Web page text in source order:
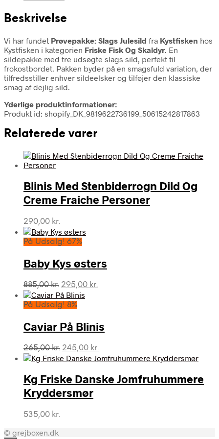
Beskrivelse
Vi har fundet Prøvepakke: Slags Julesild fra Kystfisken hos
Kystfisken i kategorien Friske Fisk Og Skaldyr. En
sildepakke med tre udsøgte slags sild, perfekt til
frokostbordet. Pakken byder på en smagsfuld variation, der
tilfredsstiller enhver sildeelsker og tilføjer den klassiske
smag af dejlig sild.
Yderlige produktinformationer:
Produkt id: shopify_DK_9819622736199_50615242817863
Relaterede varer
Blinis Med Stenbiderrogn Dild Og
Creme Fraiche Personer
290,00 kr.
På Udsalg! 67%
Baby Kys østers
885,00kr. Den
oprindelige
pris
885,00 kr..
295,00 kr.
295,00 kr..
På Udsalg! 8%
Caviar På Blinis
265,00kr. Den
oprindelige
var:
265,00 kr..
245,00 kr.
aktuelle
er:
245,00 kr..
Kg Friske Danske Jomfruhummere
Kryddersmør
535,00 kr.
© grejboxen.dk